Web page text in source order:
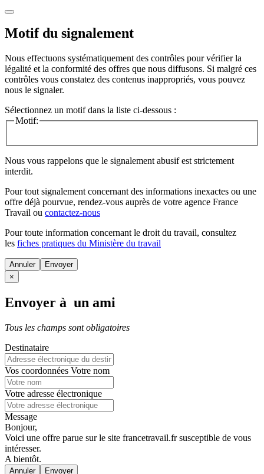
Motif du signalement
Nous effectuons systématiquement des contrôles pour vérifier la
légalité et la conformité des offres que nous diffusons. Si malgré ces
contrôles vous constatez des contenus inappropriés, vous pouvez
nous le signaler.
Sélectionnez un motif dans la liste ci-dessous :
Motif:
Nous vous rappelons que le signalement abusif est strictement
interdit.
Pour tout signalement concernant des informations inexactes ou une
offre déjà pourvue, rendez-vous auprès de votre agence France
Travail ou contactez-nous
Pour toute information concernant le droit du travail, consultez
les fiches pratiques du Ministère du travail
Annuler
×
Envoyer à un ami
Tous les champs sont obligatoires
Destinataire
Vos coordonnées Votre nom
Votre adresse électronique
Message
Bonjour,
Voici une offre parue sur le site francetravail.fr susceptible de vous
intéresser.
A bientôt.
Annuler